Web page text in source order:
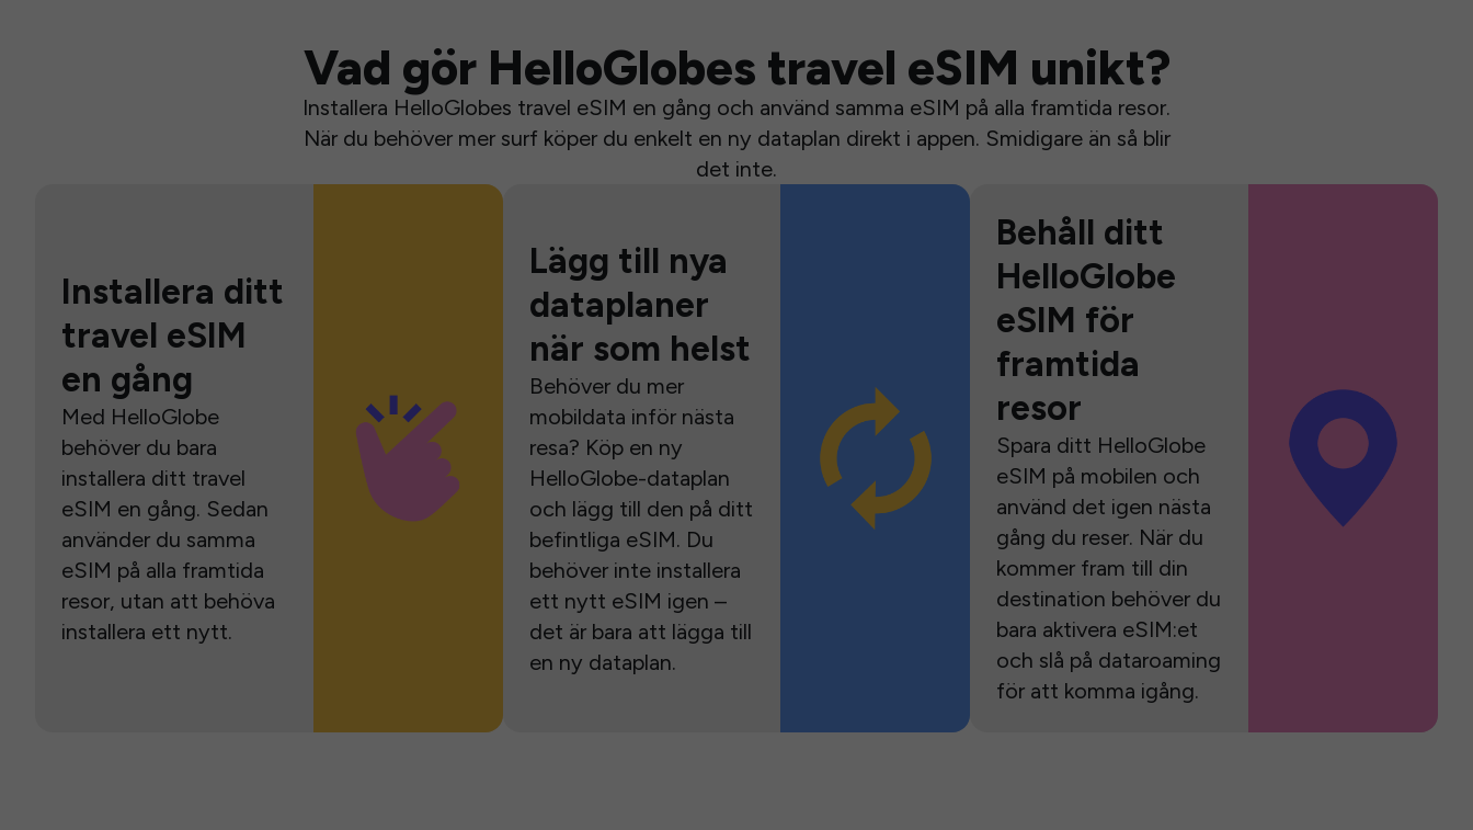
Vad gör HelloGlobes travel eSIM unikt?
Installera HelloGlobes travel eSIM en gång och använd samma eSIM på alla framtida resor.
När du behöver mer surf köper du enkelt en ny dataplan direkt i appen. Smidigare än så blir
det inte.
Installera ditt
travel eSIM
en gång
Med HelloGlobe
behöver du bara
installera ditt travel
eSIM en gång. Sedan
använder du samma
eSIM på alla framtida
resor, utan att behöva
installera ett nytt.
Lägg till nya
dataplaner
när som helst
Behöver du mer
mobildata inför nästa
resa? Köp en ny
HelloGlobe-dataplan
och lägg till den på ditt
befintliga eSIM. Du
behöver inte installera
ett nytt eSIM igen –
det är bara att lägga till
en ny dataplan.
Behåll ditt
HelloGlobe
eSIM för
framtida
resor
Spara ditt HelloGlobe
eSIM på mobilen och
använd det igen nästa
gång du reser. När du
kommer fram till din
destination behöver du
bara aktivera eSIM:et
och slå på dataroaming
för att komma igång.